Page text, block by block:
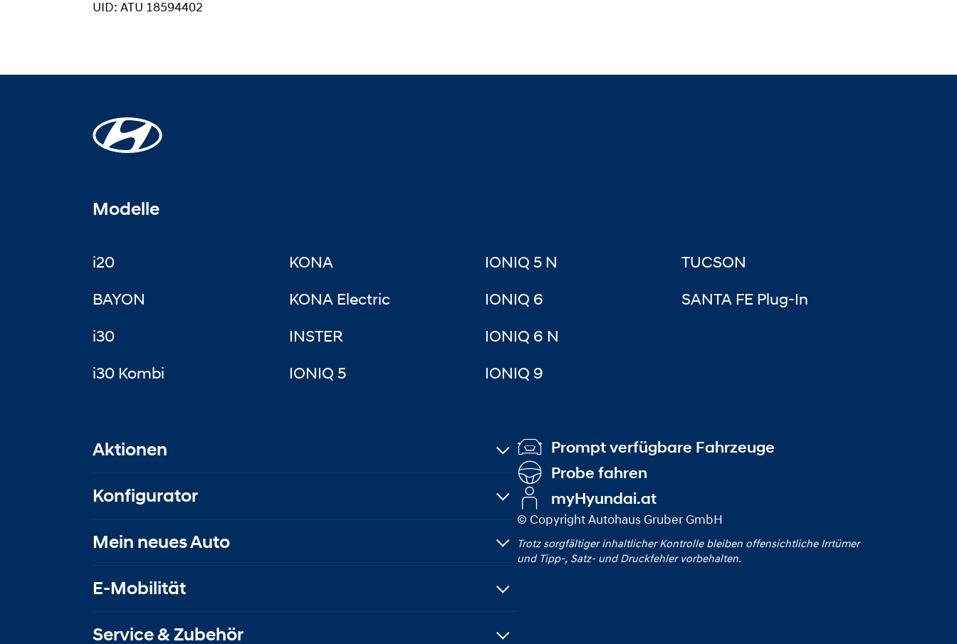
UID: ATU 18594402
Modelle
i20
BAYON
i30
i30 Kombi
KONA
KONA Electric
INSTER
IONIQ 5
IONIQ 5 N
IONIQ 6
IONIQ 6 N
IONIQ 9
TUCSON
SANTA FE Plug-In
Aktionen
Konfigurator
Mein neues Auto
E-Mobilität
Service & Zubehör
Prompt verfügbare Fahrzeuge
Probe fahren
myHyundai.at
© Copyright Autohaus Gruber GmbH
Trotz sorgfältiger inhaltlicher Kontrolle bleiben offensichtliche Irrtümer
und Tipp‑, Satz‑ und Druckfehler vorbehalten.